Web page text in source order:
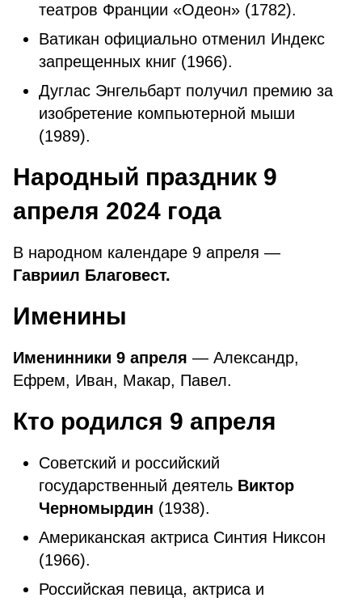
театров Франции «Одеон» (1782).
Ватикан официально отменил Индекс
запрещенных книг (1966).
Дуглас Энгельбарт получил премию за
изобретение компьютерной мыши
(1989).
Народный праздник 9
апреля 2024 года
В народном календаре 9 апреля —
Гавриил Благовест.
Именины
Именинники 9 апреля — Александр,
Ефрем, Иван, Макар, Павел.
Кто родился 9 апреля
Советский и российский
государственный деятель Виктор
Черномырдин (1938).
Американская актриса Синтия Никсон
(1966).
Российская певица, актриса и